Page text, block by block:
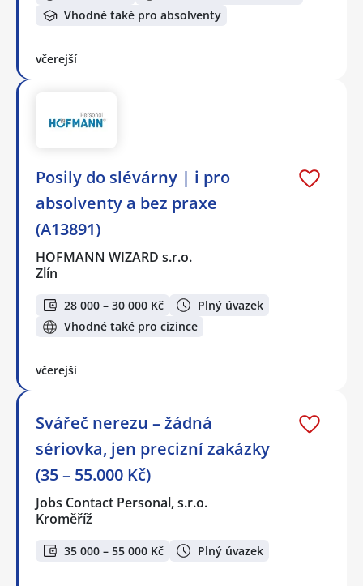
Vhodné také pro absolventy
včerejší
Posily do slévárny | i pro
absolventy a bez praxe
(A13891)
HOFMANN WIZARD s.r.o.
Zlín
28 000 – 30 000 Kč
Plný úvazek
Vhodné také pro cizince
včerejší
Svářeč nerezu – žádná
sériovka, jen precizní zakázky
(35 – 55.000 Kč)
Jobs Contact Personal, s.r.o.
Kroměříž
35 000 – 55 000 Kč Plný úvazek